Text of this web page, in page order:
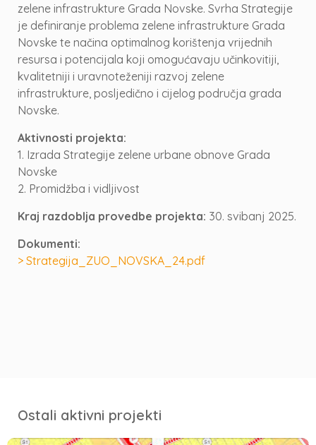
zelene infrastrukture Grada Novske. Svrha Strategije
je definiranje problema zelene infrastrukture Grada
Novske te načina optimalnog korištenja vrijednih
resursa i potencijala koji omogućavaju učinkovitiji,
kvalitetniji i uravnoteženiji razvoj zelene
infrastrukture, posljedično i cijelog područja grada
Novske.
Aktivnosti projekta:
1. Izrada Strategije zelene urbane obnove Grada
Novske
2. Promidžba i vidljivost
Kraj razdoblja provedbe projekta: 30. svibanj 2025.
Dokumenti:
> Strategija_ZUO_NOVSKA_24.pdf
Ostali aktivni projekti